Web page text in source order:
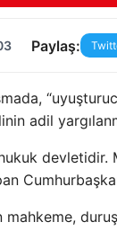
Paylaş:
adil
devletidir.